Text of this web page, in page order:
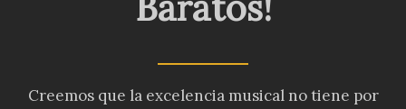
Creemos que la excelencia musical no tiene por